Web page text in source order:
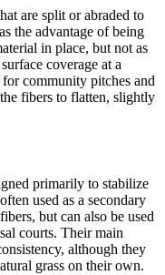
are split or abraded to
the advantage of being
in place, but not as
coverage at a
community pitches and
fibers to flatten, slightly
primarily to stabilize
used as a secondary
but can also be used
courts. Their main
although they
grass on their own.